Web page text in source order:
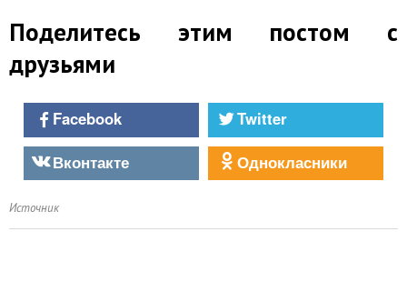
Поделитесь этим постом с
друзьями
Facebook
Twitter
Вконтакте
Однокласники
Источник